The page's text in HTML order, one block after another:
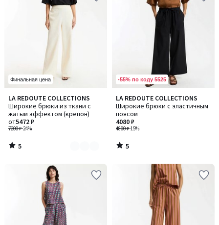
Финальная цена
LA REDOUTE COLLECTIONS
Широкие брюки из ткани с
жатым эффектом (крепон)
7200 ₽-24%
от5472 ₽
5
/
5
Количество
цветов:
2
5
/
-55% по коду 5525
LA REDOUTE COLLECTIONS
Широкие брюки с эластичным
поясом
4800 ₽-15%
4080 ₽
5
/
5
5
/